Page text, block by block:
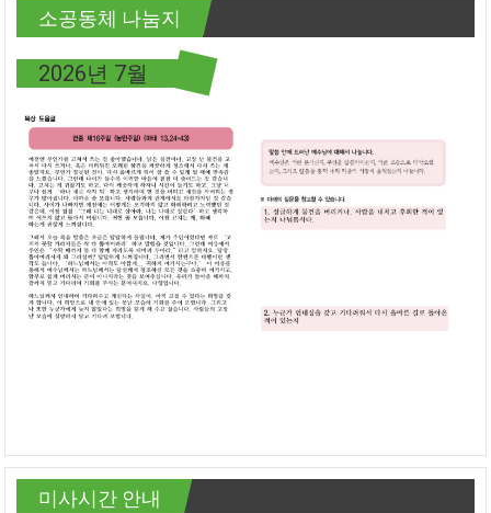
소공동체 나눔지
2026년 7월
미사시간 안내